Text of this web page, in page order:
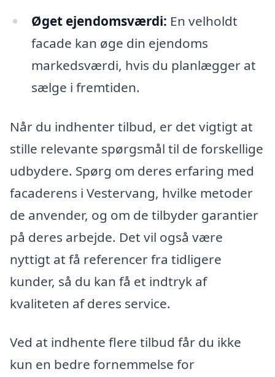
Øget ejendomsværdi: En velholdt
facade kan øge din ejendoms
markedsværdi, hvis du planlægger at
sælge i fremtiden.
Når du indhenter tilbud, er det vigtigt at
stille relevante spørgsmål til de forskellige
udbydere. Spørg om deres erfaring med
facaderens i Vestervang, hvilke metoder
de anvender, og om de tilbyder garantier
på deres arbejde. Det vil også være
nyttigt at få referencer fra tidligere
kunder, så du kan få et indtryk af
kvaliteten af deres service.
Ved at indhente flere tilbud får du ikke
kun en bedre fornemmelse for